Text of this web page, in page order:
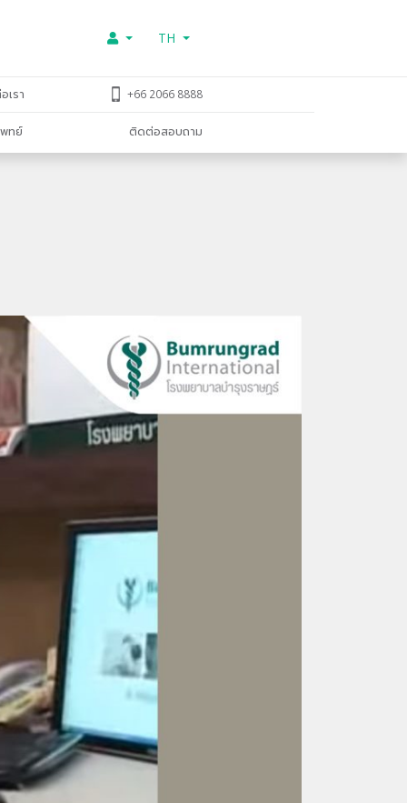
TH
เรา +66 2066 8888
ทย์ ติดต่อสอบถาม